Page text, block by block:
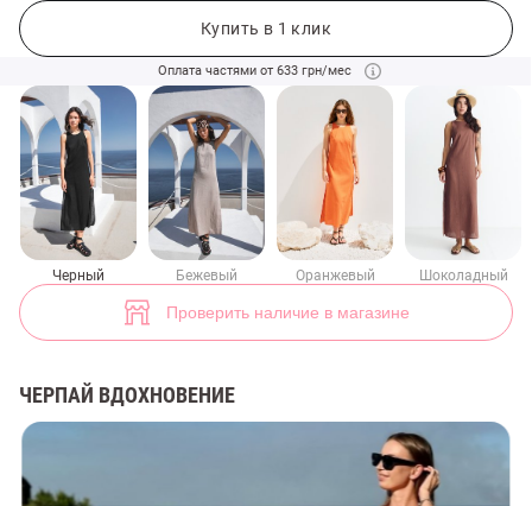
Купить в 1 клик
Оплата частями от 633 грн/мес
Черный Бежевый Оранжевый Шоколадный
Проверить наличие в магазине
ЧЕРПАЙ ВДОХНОВЕНИЕ
Черное льняное платье с разрезами (арт. 46812) ♡ интернет-